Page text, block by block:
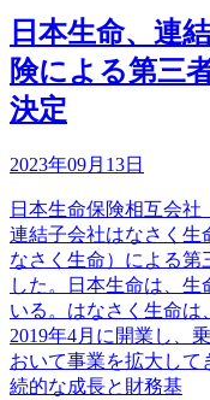
日本生命、連
険による第三
決定
2023年09月13日
日本生命保険相互会社
連結子会社はなさく生
なさく生命）による第
した。日本生命は、
いる。はなさく生命は
2019年4月に開業し、
おいて事業を拡大し
続的な成長と財務基